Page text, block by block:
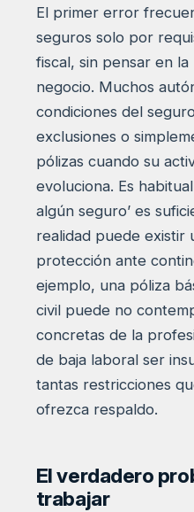
El primer error
seguros solo por
fiscal, sin pensar en
negocio. Muchos
condiciones del
exclusiones o
pólizas cuando su
evoluciona. Es
algún seguro’ es
realidad puede existir
protección ante
ejemplo, una póliza
civil puede no
concretas de la
de baja laboral ser
tantas restricciones
ofrezca respaldo.
El verdadero
trabajar